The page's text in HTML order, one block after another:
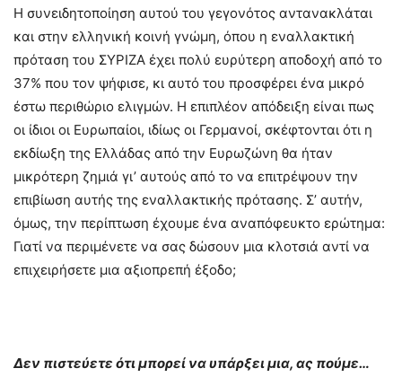
Η συνειδητοποίηση αυτού του γεγονότος αντανακλάται
και στην ελληνική κοινή γνώμη, όπου η εναλλακτική
πρόταση του ΣΥΡΙΖΑ έχει πολύ ευρύτερη αποδοχή από το
37% που τον ψήφισε, κι αυτό του προσφέρει ένα μικρό
έστω περιθώριο ελιγμών. Η επιπλέον απόδειξη είναι πως
οι ίδιοι οι Ευρωπαίοι, ιδίως οι Γερμανοί, σκέφτονται ότι η
εκδίωξη της Ελλάδας από την Ευρωζώνη θα ήταν
μικρότερη ζημιά γι’ αυτούς από το να επιτρέψουν την
επιβίωση αυτής της εναλλακτικής πρότασης. Σ’ αυτήν,
όμως, την περίπτωση έχουμε ένα αναπόφευκτο ερώτημα:
Γιατί να περιμένετε να σας δώσουν μια κλοτσιά αντί να
επιχειρήσετε μια αξιοπρεπή έξοδο;
Δεν πιστεύετε ότι μπορεί να υπάρξει μια, ας πούμε…